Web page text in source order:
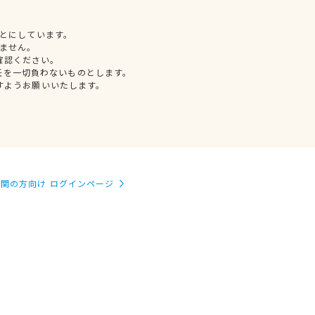
しています。
せん。
ください。
一切負わないものとします。
うお願いいたします。
の方向け ログインページ